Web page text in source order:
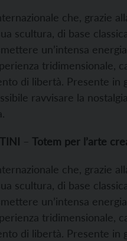
che, grazie
scultura, di base
un’intensa
tridimensionale,
di libertà. Presente in
ravvisare la
– Totem per l’arte
che, grazie
scultura, di base
un’intensa
tridimensionale,
di libertà. Presente in